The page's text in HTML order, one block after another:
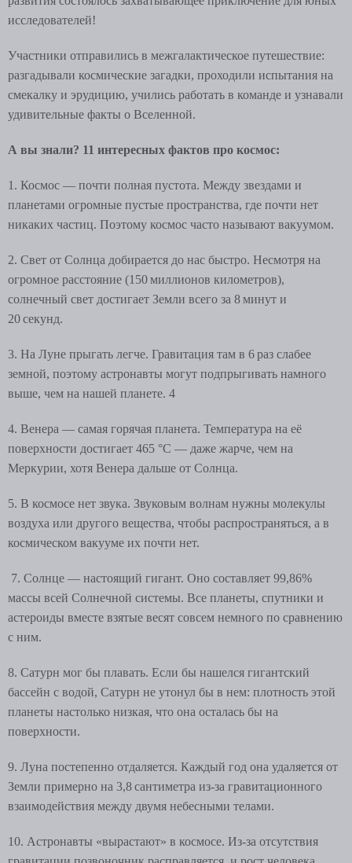
исследователей!
Участники отправились в межгалактическое путешествие:
разгадывали космические загадки, проходили испытания на
смекалку и эрудицию, учились работать в команде и узнавали
удивительные факты о Вселенной.
А вы знали? 11 интересных фактов про космос:
1. Космос — почти полная пустота. Между звездами и
планетами огромные пустые пространства, где почти нет
никаких частиц. Поэтому космос часто называют вакуумом.
2. Свет от Солнца добирается до нас быстро. Несмотря на
огромное расстояние (150 миллионов километров),
солнечный свет достигает Земли всего за 8 минут и
20 секунд.
3. На Луне прыгать легче. Гравитация там в 6 раз слабее
земной, поэтому астронавты могут подпрыгивать намного
выше, чем на нашей планете. 4
4. Венера — самая горячая планета. Температура на её
поверхности достигает 465 °C — даже жарче, чем на
Меркурии, хотя Венера дальше от Солнца.
5. В космосе нет звука. Звуковым волнам нужны молекулы
воздуха или другого вещества, чтобы распространяться, а в
космическом вакууме их почти нет.
7. Солнце — настоящий гигант. Оно составляет 99,86%
массы всей Солнечной системы. Все планеты, спутники и
астероиды вместе взятые весят совсем немного по сравнению
с ним.
8. Сатурн мог бы плавать. Если бы нашелся гигантский
бассейн с водой, Сатурн не утонул бы в нем: плотность этой
планеты настолько низкая, что она осталась бы на
поверхности.
9. Луна постепенно отдаляется. Каждый год она удаляется от
Земли примерно на 3,8 сантиметра из‑за гравитационного
взаимодействия между двумя небесными телами.
10. Астронавты «вырастают» в космосе. Из‑за отсутствия